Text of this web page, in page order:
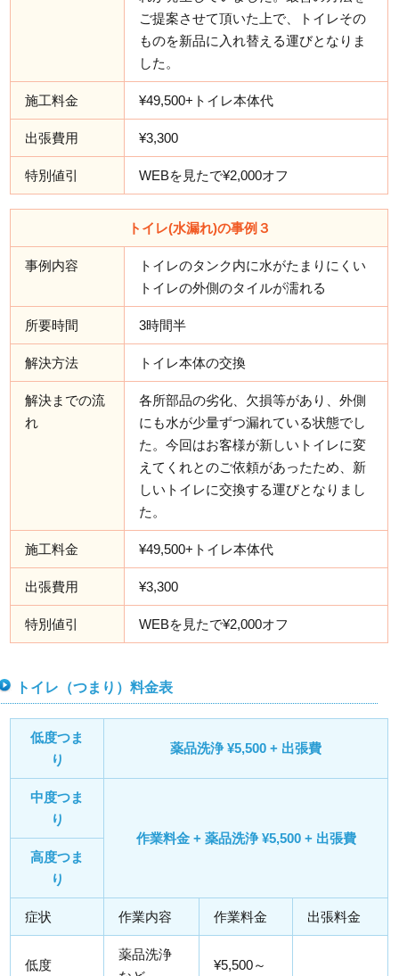
ご提案させて頂いた上で、トイレその
ものを新品に入れ替える運びとなりま
した。
施工料金 ¥49,500+トイレ本体代
出張費用 ¥3,300
特別値引 WEBを見たで¥2,000オフ
トイレ(水漏れ)の事例３
事例内容
トイレのタンク内に水がたまりにくい
トイレの外側のタイルが濡れる
所要時間 3時間半
解決方法 トイレ本体の交換
解決までの流
れ
各所部品の劣化、欠損等があり、外側
にも水が少量ずつ漏れている状態でし
た。今回はお客様が新しいトイレに変
えてくれとのご依頼があったため、新
しいトイレに交換する運びとなりまし
た。
施工料金 ¥49,500+トイレ本体代
出張費用 ¥3,300
特別値引 WEBを見たで¥2,000オフ
トイレ（つまり）料金表
低度つま
り
薬品洗浄 ¥5,500 + 出張費
中度つま
り
作業料金 + 薬品洗浄 ¥5,500 + 出張費
高度つま
り
症状 作業内容 作業料金 出張料金
低度
薬品洗浄
¥5,500～